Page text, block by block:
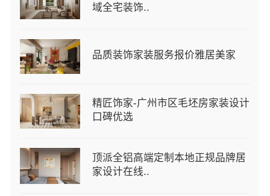
域全宅装饰..
品质装饰家装服务报价雅居美家
精匠饰家-广州市区毛坯房家装设计
口碑优选
顶派全铝高端定制本地正规品牌居
家设计在线..